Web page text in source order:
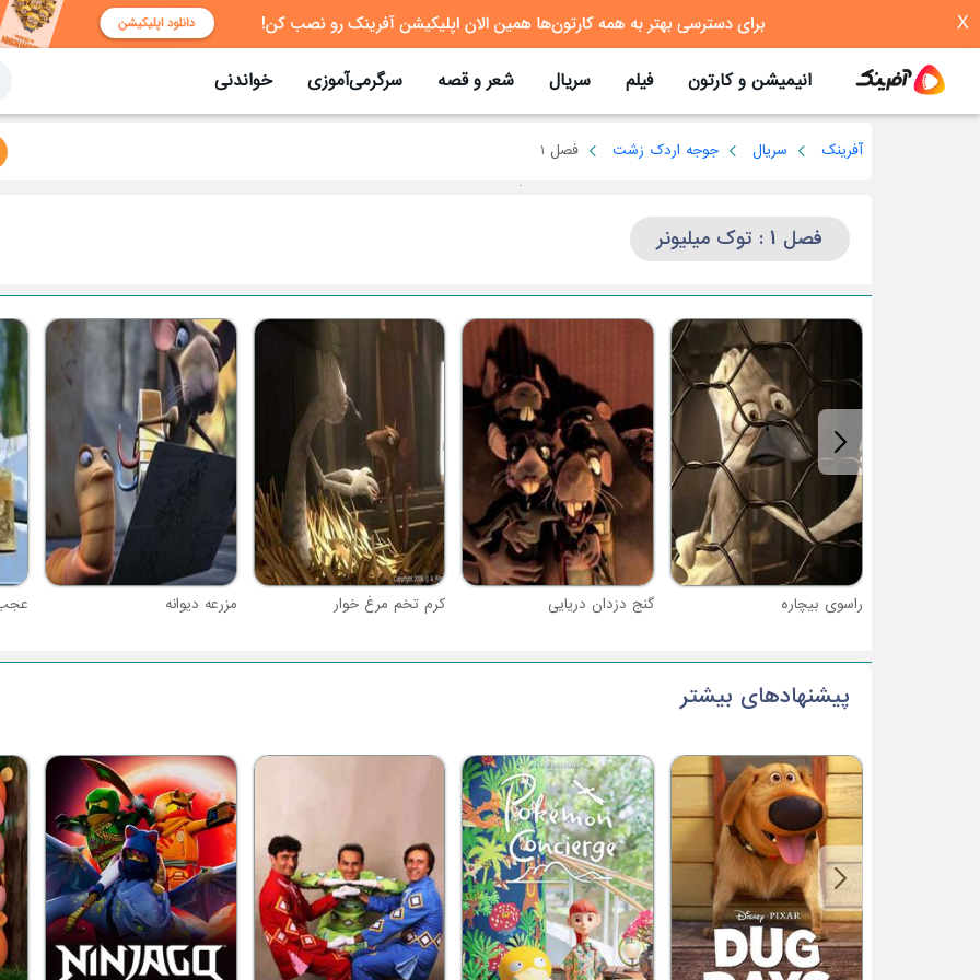
X
انیمیشن و کارتون فیلم سریال شعر و قصه سرگرمی‌آموزی خواندنی
آفرینک سریال جوجه اردک زشت فصل 1
فصل 1 : توک میلیونر
راسوی بیچاره گنج دزدان دریایی کرم تخم مرغ خوار مزرعه دیوانه
پیشنهادهای بیشتر